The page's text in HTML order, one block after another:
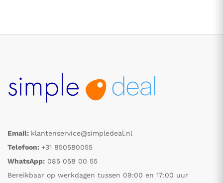
Email: klantenservice@simpledeal.nl
Telefoon: +31 850580055
WhatsApp: 085 058 00 55
Bereikbaar op werkdagen tussen 09:00 en 17:00 uur